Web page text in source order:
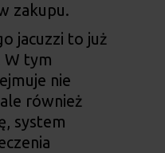
zakupu.
jacuzzi to już
W tym
nie
również
system